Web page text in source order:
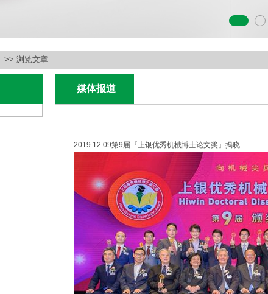
>> 浏览文章
媒体报道
2019.12.09第9届『上银优秀机械博士论文奖』揭晓